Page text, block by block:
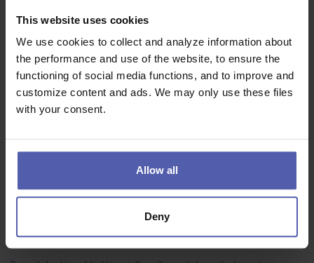
This website uses cookies
We use cookies to collect and analyze information about
the performance and use of the website, to ensure the
functioning of social media functions, and to improve and
customize content and ads. We may only use these files
with your consent.
Allow all
Deny
Kalkulant pozemních staveb (ž/m)
HOFMANN WIZARD Brno 35 - 90 000 Kč/měs
• Kalkulace vlastních stavebních prací • Tvorba cenových nabídek
na základě zadávací dokumentace • Kontrola správnosti a úplnosti
dokumentace pro správné vyhotovení kalkulací • Specifikace
Specialista digitálního tisku (ž/m)
HOFMANN WIZARD Plzeňský kraj Dohodou